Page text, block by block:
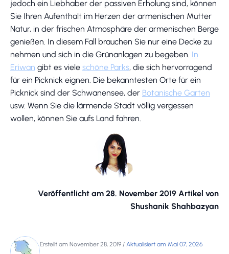
jedoch ein Liebhaber der passiven Erholung sind, können
Sie Ihren Aufenthalt im Herzen der armenischen Mutter
Natur, in der frischen Atmosphäre der armenischen Berge
genießen. In diesem Fall brauchen Sie nur eine Decke zu
nehmen und sich in die Grünanlagen zu begeben. In
Eriwan gibt es viele schöne Parks, die sich hervorragend
für ein Picknick eignen. Die bekanntesten Orte für ein
Picknick sind der Schwanensee, der Botanische Garten
usw. Wenn Sie die lärmende Stadt völlig vergessen
wollen, können Sie aufs Land fahren.
Veröffentlicht am 28. November 2019 Artikel von
Shushanik Shahbazyan
Erstellt am November 28, 2019 / Aktualisiert am Mai 07, 2026